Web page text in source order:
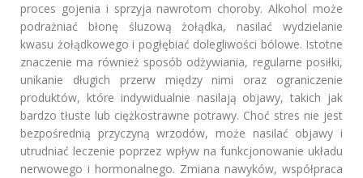
proces gojenia i sprzyja nawrotom choroby. Alkohol może
podrażniać błonę śluzową żołądka, nasilać wydzielanie
kwasu żołądkowego i pogłębiać dolegliwości bólowe. Istotne
znaczenie ma również sposób odżywiania, regularne posiłki,
unikanie długich przerw między nimi oraz ograniczenie
produktów, które indywidualnie nasilają objawy, takich jak
bardzo tłuste lub ciężkostrawne potrawy. Choć stres nie jest
bezpośrednią przyczyną wrzodów, może nasilać objawy i
utrudniać leczenie poprzez wpływ na funkcjonowanie układu
nerwowego i hormonalnego. Zmiana nawyków, współpraca